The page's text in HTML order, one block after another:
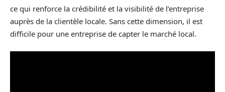
ce qui renforce la crédibilité et la visibilité de l’entreprise
auprès de la clientèle locale. Sans cette dimension, il est
difficile pour une entreprise de capter le marché local.